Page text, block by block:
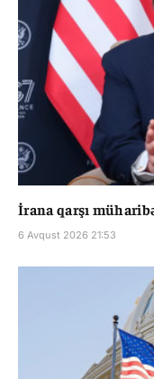
İrana qarşı
6 Avqust 2026 21:53